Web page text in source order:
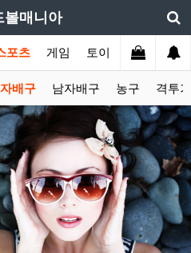
볼매니아
포츠 게임 토이 갤러리
배구 남자배구 농구 격투기